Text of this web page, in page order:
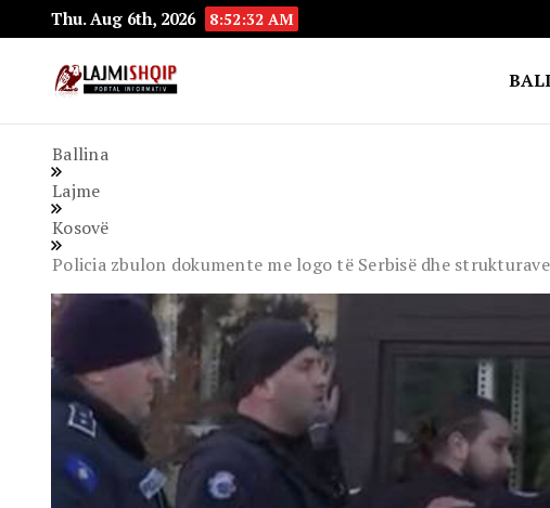
Thu. Aug 6th, 2026 8:52:33 AM
Ballina
Lajme
Kosovë
Policia zbulon dokumente me logo të Serbisë dhe